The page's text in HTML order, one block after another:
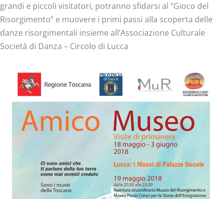
grandi e piccoli visitatori, potranno sfidarsi al “Gioco del
Risorgimento” e muovere i primi passi alla scoperta delle
danze risorgimentali insieme all’Associazione Culturale
Società di Danza – Circolo di Lucca